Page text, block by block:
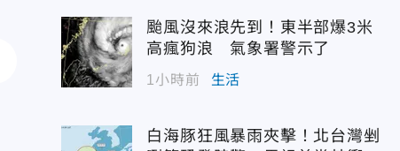
颱風沒來浪先到！東半部爆3米
高瘋狗浪 氣象署警示了
1小時前 生活
白海豚狂風暴雨夾擊！北台灣剉